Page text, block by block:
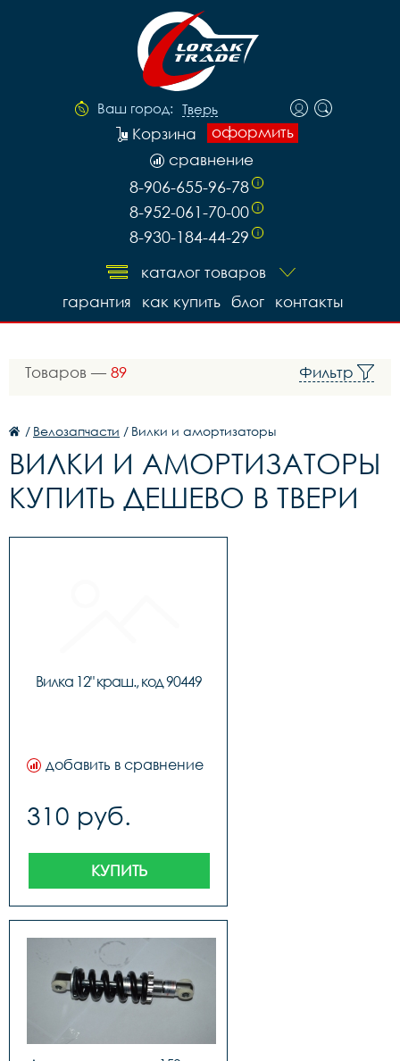
Ваш город: Тверь
оформить
Корзина
сравнение
8-906-655-96-78 i
8-952-061-70-00 i
8-930-184-44-29 i
каталог товаров
контакты
блог
как купить
гарантия
Товаров — 89 Фильтр
/ Велозапчасти / Вилки и амортизаторы
ВИЛКИ И АМОРТИЗАТОРЫ
КУПИТЬ ДЕШЕВО В ТВЕРИ
Вилка 12" краш., код 90449
добавить в сравнение
310 руб.
КУПИТЬ